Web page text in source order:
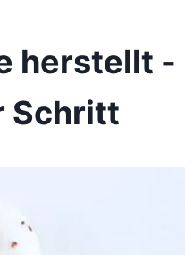
herstellt
Schritt